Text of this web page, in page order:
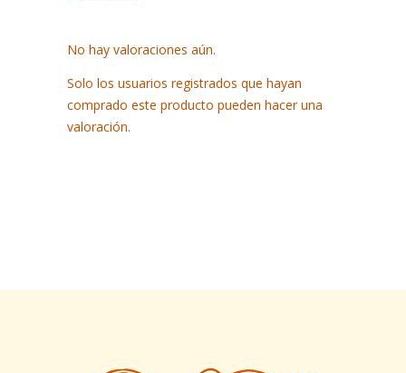
No hay valoraciones aún.
Solo los usuarios registrados que hayan
comprado este producto pueden hacer una
valoración.